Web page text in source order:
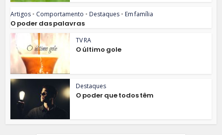
Artigos • Comportamento • Destaques • Em família
O poder das palavras
TV RA
O último gole
Destaques
O poder que todos têm